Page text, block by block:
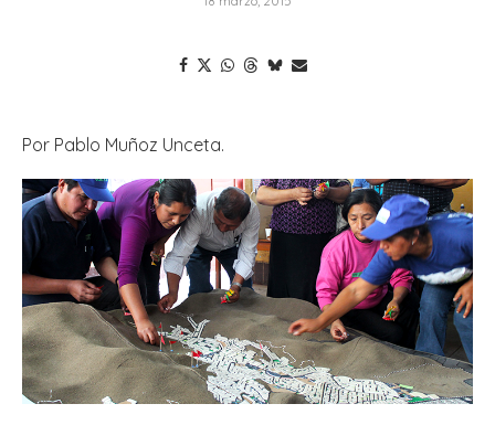
Por Pablo Muñoz Unceta.